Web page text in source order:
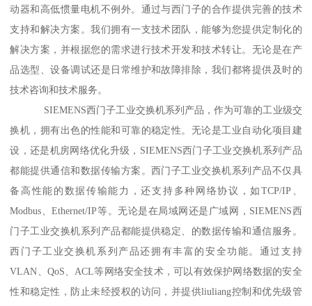
动器和高低惯量电机不例外。通过与西门子的合作提供完善的技术
支持和解决方案。我们拥有一支技术团队，能够为您提供定制化的
解决方案，并根据您的需求进行技术开发和技术转让。无论是在产
品选型、设备调试还是日常维护和故障排除，我们都将提供及时的
技术咨询和技术服务。
SIEMENS西门子工业交换机系列产品，作为可靠的工业级交
换机，拥有出色的性能和可靠的稳定性。无论是工业自动化项目建
设，还是机房网络优化升级，SIEMENS西门子工业交换机系列产品
都能提供通信和数据传输方案。西门子工业交换机系列产品不仅具
备高性能的数据传输能力，还支持多种网络协议，如TCP/IP、
Modbus、Ethernet/IP等。无论是在局域网还是广域网，SIEMENS西
门子工业交换机系列产品都能提供稳定、的数据传输和通信服务。
西门子工业交换机系列产品还拥有丰富的安全功能。通过支持
VLAN、QoS、ACL等网络安全技术，可以有效保护网络数据的安全
性和稳定性，防止未经授权的访问，并提供liuliang控制和优先级管